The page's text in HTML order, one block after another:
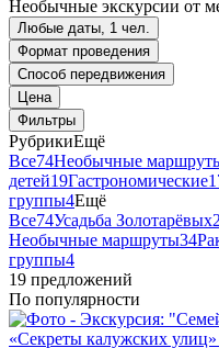
Необычные экскурсии от
Любые даты, 1 чел.
Формат проведения
Способ передвижения
Цена
Фильтры
РубрикиЕщё
Все74Необычные
детей19Гастрономические
группы4Ещё
Все74Усадьба Золотарёвых
Необычные маршруты34
группы4
19 предложений
По популярности